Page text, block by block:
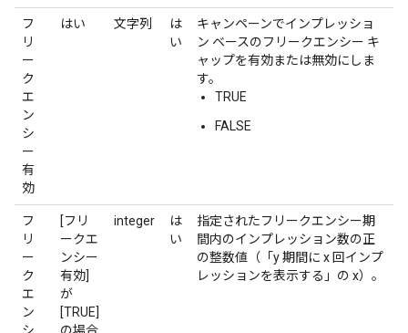
フ
リ
ー
ク
エ
ン
シ
ー
有
効
はい 文字列
は
い
キャンペーンでインプレッショ
ン ベースのフリークエンシー キ
ャップを有効または無効にしま
す。
TRUE
FALSE
フ
リ
ー
ク
エ
ン
[フリ
ークエ
ンシー
有効]
が
[TRUE]
integer
は
い
指定されたフリークエンシー期
間内のインプレッション数の正
の整数値（「y 期間に x 回インプ
レッションを表示する」の x）。